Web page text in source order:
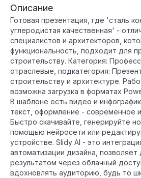
Описание
Готовая презентация, где 'сталь
углеродистая качественная' -
специалистов и архитекторов,
функциональность, подходит для
строительству. Категория:
отраслевые, подкатегория:
строительству и архитектуре.
возможна загрузка в форматах
В шаблоне есть видео и
текст, оформление - современное
Быстро скачивайте, генерируйте
помощью нейросети или
устройстве. Slidy AI - это
автоматизации дизайна, позволяет
результатом через облачный
вдохновлять аудиторию, будь то